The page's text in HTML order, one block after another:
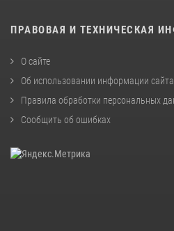
ПРАВОВАЯ И ТЕХНИЧЕСКАЯ
О сайте
Об использовании информации сайта
Правила обработки персональных
Сообщить об ошибках